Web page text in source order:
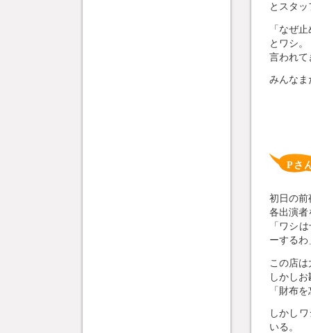
とスタッ
「なぜ
とワシ。
言われて
みんなま
Pさ
初日の前
各出演者
「ワシ
ーするわ
この店
しかし
「財布
しかし
いる。